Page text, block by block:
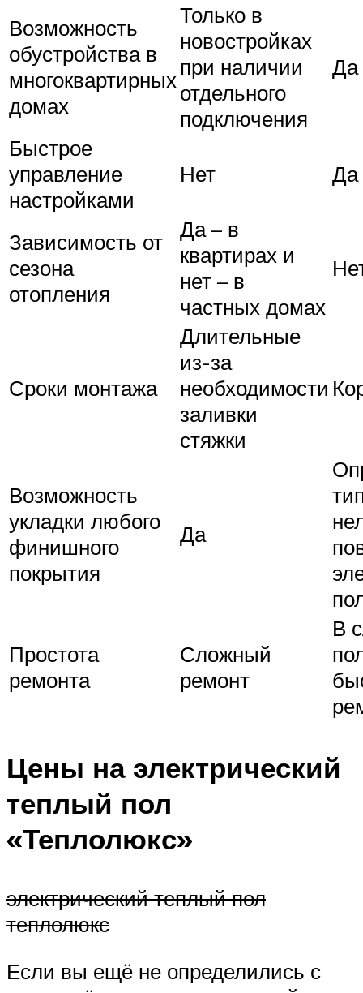
Возможность
обустройства в
многоквартирных
домах
Только в
новостройках
при наличии
отдельного
подключения
Да
Быстрое
управление
настройками
Нет Да
Зависимость от
сезона
отопления
Да – в
квартирах и
нет – в
частных домах
Сроки монтажа
Длительные
из-за
необходимости
заливки
стяжки
Возможность
укладки любого
финишного
покрытия
Да
Простота
ремонта
Сложный
ремонт
В
Цены на электрический
теплый пол
«Теплолюкс»
электрический теплый пол
теплолюкс
Если вы ещё не определились с